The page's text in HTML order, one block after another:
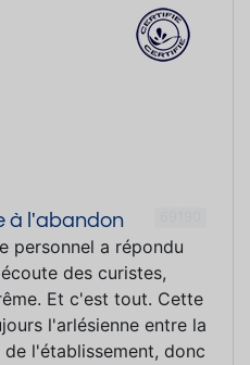
à l'abandon
personnel a répondu
des curistes,
Et c'est tout. Cette
l'arlésienne entre la
l'établissement, donc